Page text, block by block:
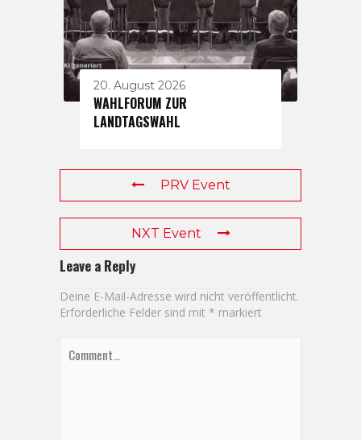
20. August 2026
WAHLFORUM ZUR
LANDTAGSWAHL
PRV Event
NXT Event
Leave a Reply
Deine E-Mail-Adresse wird nicht veröffentlicht.
Erforderliche Felder sind mit * markiert